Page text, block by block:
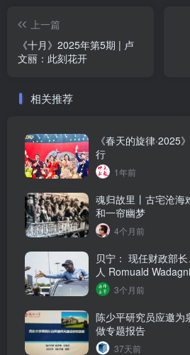
上一篇
《十月》2025年第5期 | 卢
文丽：此刻花开
相关推荐
《春天的旋律·2025
行
1年前
魂归故里丨古宅沧
和一帘幽梦
4个月前
贝宁： 现任财政部
人‌ Romuald
选新任总统‌
3个月前
陈少平研究员应邀为
做专题报告
37天前